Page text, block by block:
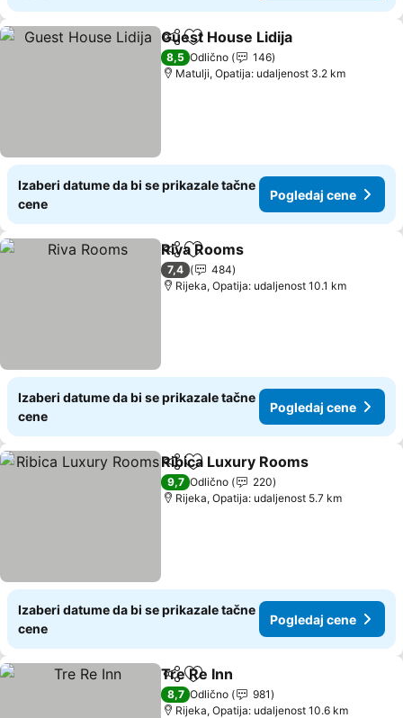
Deli Dodati u favorite
Guest House Lidija
8,5 Odlično
146
Matulji, Opatija: udaljenost 3.2 km
Izaberi datume da bi se prikazale tačne
cene
Pogledaj cene
Deli Dodati u favorite
Riva Rooms
7,4
484
Rijeka, Opatija: udaljenost 10.1 km
Izaberi datume da bi se prikazale tačne
cene
Pogledaj cene
Deli Dodati u favorite
Ribica Luxury Rooms
9,7 Odlično
220
Rijeka, Opatija: udaljenost 5.7 km
Izaberi datume da bi se prikazale tačne
cene
Pogledaj cene
Deli Dodati u favorite
Tre Re Inn
8,7 Odlično
981
Rijeka, Opatija: udaljenost 10.6 km